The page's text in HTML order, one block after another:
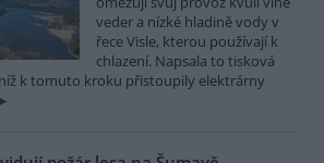
veder a nízké hladině vody v
řece Visle, kterou používají k
chlazení. Napsala to tisková
k tomuto kroku přistoupily elektrárny